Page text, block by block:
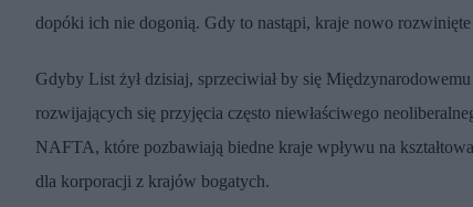
dopóki ich nie dogonią. Gdy to nastąpi, kraje nowo
Gdyby List żył dzisiaj, sprzeciwiał by się
rozwijających się przyjęcia często niewłaściwego
NAFTA, które pozbawiają biedne kraje wpływu na
dla korporacji z krajów bogatych.